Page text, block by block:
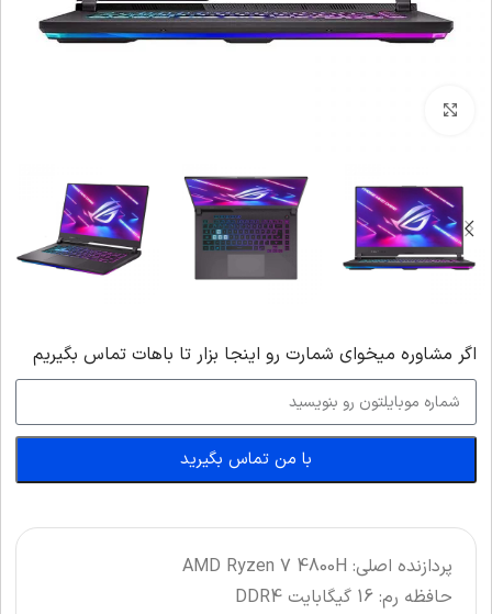
اگر‌ مشاوره میخوای شمارت رو اینجا بزار تا باهات تماس بگیریم
با من تماس بگیرید
پردازنده اصلی: AMD Ryzen 7 4800H
حافظه رم: 16 گیگابایت DDR4